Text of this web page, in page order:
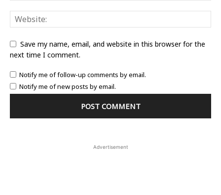
Save my name, email, and website in this browser for the
next time I comment.
Notify me of follow-up comments by email.
Notify me of new posts by email.
Advertisement